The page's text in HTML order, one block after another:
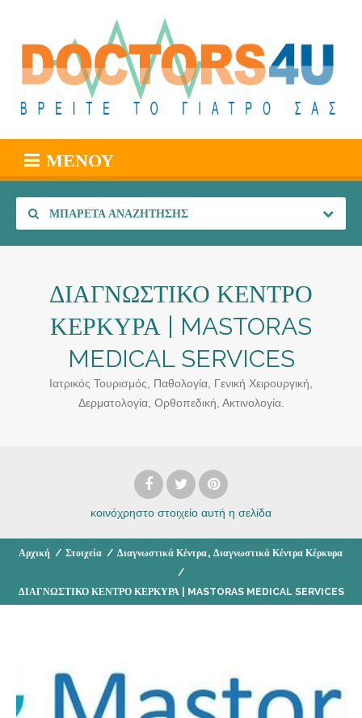
ΜΕΝΟΎ
ΜΠΑΡΈΤΑ ΑΝΑΖΉΤΗΣΗΣ
ΔΙΑΓΝΩΣΤΙΚΟ ΚΕΝΤΡΟ
ΚΕΡΚΥΡΑ | MASTORAS
MEDICAL SERVICES
Ιατρικός Τουρισμός, Παθολογία, Γενική Χειρουργική,
Δερματολογία, Ορθοπεδική, Ακτινολογία.
κοινόχρηστο στοιχείο αυτή η σελίδα
Αρχική / Στοιχεία / Διαγνωστικά Κέντρα, Διαγνωστικά Κέντρα Κέρκυρα
/
ΔΙΑΓΝΩΣΤΙΚΟ ΚΕΝΤΡΟ ΚΕΡΚΥΡΑ | MASTORAS MEDICAL SERVICES